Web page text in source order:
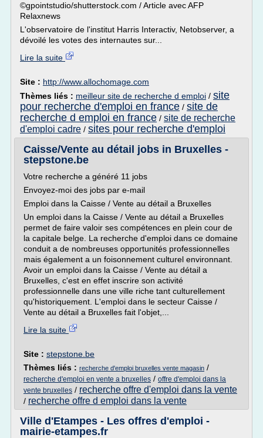
©gpointstudio/shutterstock.com / Article avec AFP
Relaxnews
L'observatoire de l'institut Harris Interactiv, Netobserver, a
dévoilé les votes des internautes sur...
Lire la suite
Site : http://www.allochomage.com
Thèmes liés : meilleur site de recherche d emploi / site
pour recherche d'emploi en france / site de
recherche d emploi en france / site de recherche
d'emploi cadre / sites pour recherche d'emploi
Caisse/Vente au détail jobs in Bruxelles -
stepstone.be
Votre recherche a généré 11 jobs
Envoyez-moi des jobs par e-mail
Emploi dans la Caisse / Vente au détail a Bruxelles
Un emploi dans la Caisse / Vente au détail a Bruxelles
permet de faire valoir ses compétences en plein cour de
la capitale belge. La recherche d'emploi dans ce domaine
conduit a de nombreuses opportunités professionnelles
mais également a un foisonnement culturel environnant.
Avoir un emploi dans la Caisse / Vente au détail a
Bruxelles, c'est en effet inscrire son activité
professionnelle dans une ville riche tant culturellement
qu'historiquement. L'emploi dans le secteur Caisse /
Vente au détail a Bruxelles fait l'objet,...
Lire la suite
Site : stepstone.be
Thèmes liés : recherche d'emploi bruxelles vente magasin /
recherche d'emploi en vente a bruxelles / offre d'emploi dans la
vente bruxelles / recherche offre d'emploi dans la vente
/ recherche offre d emploi dans la vente
Ville d'Etampes - Les offres d'emploi -
mairie-etampes.fr